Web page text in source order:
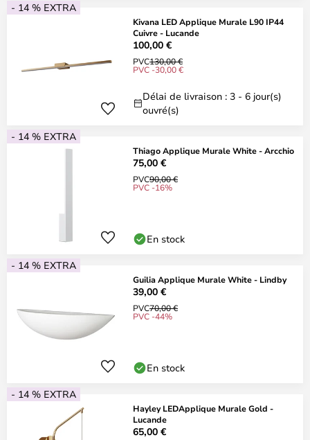
- 14 % EXTRA
Kivana LED Applique Murale L90 IP44
Cuivre - Lucande
100,00 €
PVC130,00 €
PVC -30,00 €
Délai de livraison : 3 - 6 jour(s)
ouvré(s)
- 14 % EXTRA
Thiago Applique Murale White - Arcchio
75,00 €
PVC90,00 €
PVC -16%
En stock
- 14 % EXTRA
Guilia Applique Murale White - Lindby
39,00 €
PVC70,00 €
PVC -44%
En stock
- 14 % EXTRA
Hayley LEDApplique Murale Gold -
Lucande
65,00 €